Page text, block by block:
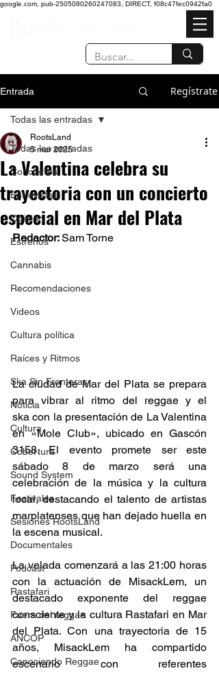
google.com, pub-2505080260247083, DIRECT, f08c47fec0942fa0
Entrada Regístrate
Todas las entradas
Conciertos
Entrevistas
Opinión
Estrenos
Cannabis
Recomendaciones
Videos
Cultura política
Raíces y Ritmos
Ska Sin Fronteras
Noticia
Cultura
Cobertura
Sound System
Festivales
Sesiones RootsLand
Documentales
Podcast
Rastafari
Fuera del reggae
ANCOP
Conociendo Reggae
Todas las entradas
La Valentina celebra su
trayectoria con un concierto
especial en Mar del Plata
RootsLand
5 mar 2025
Redactor: Sam Torne
La ciudad de Mar del Plata se prepara
para vibrar al ritmo del reggae y el
ska con la presentación de La Valentina
en «Mole Club», ubicado en Gascón
3158. El evento promete ser este
sábado 8 de marzo será una
celebración de la música y la cultura
local, destacando el talento de artistas
marplatenses que han dejado huella en
la escena musical.​
La velada comenzará a las 21:00 horas
con la actuación de MisackLem, un
destacado exponente del reggae
consciente y la cultura Rastafari en Mar
del Plata. Con una trayectoria de 15
años, MisackLem ha compartido
escenario con referentes